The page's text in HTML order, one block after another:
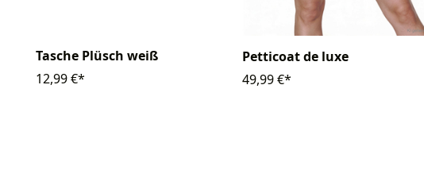
Tasche Plüsch weiß
12,99 €*
Petticoat de luxe
49,99 €*